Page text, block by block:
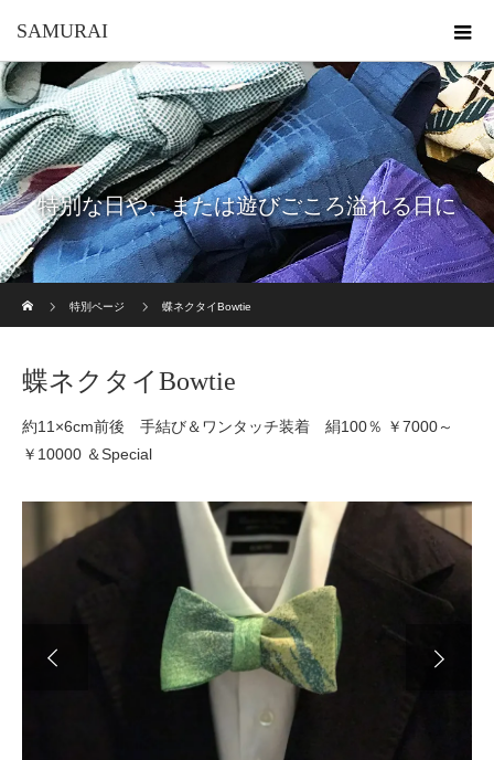
SAMURAI
特別な日や、または遊びごころ溢れる日に
特別ページ
蝶ネクタイBowtie
蝶ネクタイBowtie
約11×6cm前後 手結び＆ワンタッチ装着 絹100％ ￥7000～
￥10000 ＆Special
Next